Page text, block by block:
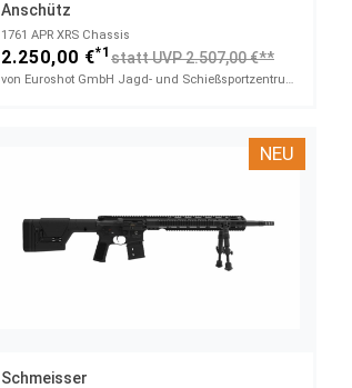
Anschütz
1761 APR XRS Chassis
2.250,00 €*1 statt UVP 2.507,00 €**
von Euroshot GmbH Jagd- und Schießsportzentrum
NEU
Schmeisser